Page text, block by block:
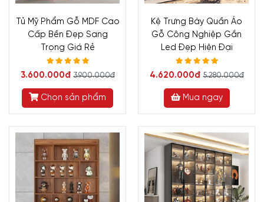
Tủ Mỹ Phẩm Gỗ MDF Cao
Cấp Bền Đẹp Sang
Trọng Giá Rẻ
3.600.000đ 3.900.000đ
Chọn sản phẩm
Kệ Trưng Bày Quần Áo
Gỗ Công Nghiệp Gắn
Led Đẹp Hiện Đại
4.620.000đ 5.280.000đ
Mua ngay